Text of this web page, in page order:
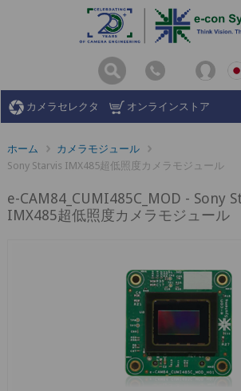
カメラセレクタ オンラインストア
ホーム
カメラモジュール
Sony Starvis IMX485超低照度カメラモジュール
e-CAM84_CUMI485C_MOD - Sony
IMX485超低照度カメラモジュール